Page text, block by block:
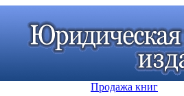
Продажа книг